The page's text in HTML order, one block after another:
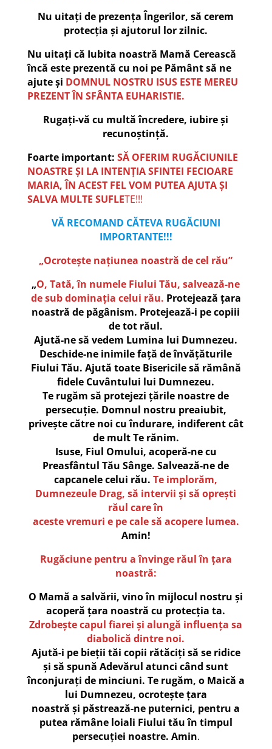
Nu uitați de prezența Îngerilor, să cerem
protecția și ajutorul lor zilnic.
Nu uitați că Iubita noastră Mamă Cerească
încă este prezentă cu noi pe Pământ să ne
ajute și DOMNUL NOSTRU ISUS ESTE MEREU
PREZENT ÎN SFÂNTA EUHARISTIE.
Rugați-vă cu multă încredere, iubire și
recunoștință.
Foarte important: SĂ OFERIM RUGĂCIUNILE
NOASTRE ȘI LA INTENȚIA SFINTEI FECIOARE
MARIA, ÎN ACEST FEL VOM PUTEA AJUTA ȘI
SALVA MULTE SUFLETE!!!
VĂ RECOMAND CĂTEVA RUGĂCIUNI
IMPORTANTE!!!
„Ocroteşte naţiunea noastră de cel rău”
„O, Tată, în numele Fiului Tău, salvează-ne
de sub dominația celui rău. Protejează țara
noastră de păgânism. Protejează-i pe copiii
de tot răul.
Ajută-ne să vedem Lumina lui Dumnezeu.
Deschide-ne inimile față de învățăturile
Fiului Tău. Ajută toate Bisericile să rămână
fidele Cuvântului lui Dumnezeu.
Te rugăm să protejezi țările noastre de
persecuție. Domnul nostru preaiubit,
privește către noi cu îndurare, indiferent cât
de mult Te rănim.
Isuse, Fiul Omului, acoperă-ne cu
Preasfântul Tău Sânge. Salvează-ne de
capcanele celui rău.Te implorăm,
Dumnezeule Drag, să intervii și să oprești
răul care în
aceste vremuri e pe cale să acopere lumea.
Amin!
Rugăciune pentru a învinge răul în ţara
noastră:
O Mamă a salvării, vino în mijlocul nostru şi
acoperă ţara noastră cu protecţia ta.
Zdrobeşte capul fiarei şi alungă influenţa sa
diabolică dintre noi.
Ajută-i pe bieţii tăi copii rătăciţi să se ridice
şi să spună Adevărul atunci când sunt
înconjuraţi de minciuni. Te rugăm, o Maică a
lui Dumnezeu, ocroteşte ţara
noastră şi păstrează-ne puternici, pentru a
putea rămâne loiali Fiului tău în timpul
persecuţiei noastre. Amin.